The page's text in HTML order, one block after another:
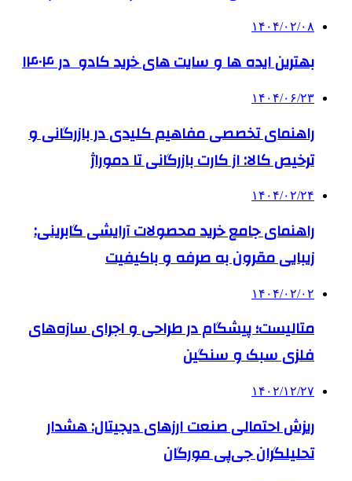
۱۴۰۴/۰۲/۰۸
بهترین ایده ها و سایت های خرید کادو در ۱۴۰۴
۱۴۰۴/۰۶/۲۳
راهنمای تخصصی مفاهیم کلیدی در بازرگانی و
ترخیص کالا: از کارت بازرگانی تا دموراژ
۱۴۰۴/۰۲/۲۴
راهنمای جامع خرید محصولات آرایشی گابرینی:
زیبایی مقرون به صرفه و باکیفیت
۱۴۰۴/۰۲/۰۲
متالیست؛ پیشگام در طراحی و اجرای سازه‌های
فلزی سبک و سنگین
۱۴۰۲/۱۲/۲۷
ریزش احتمالی صنعت ارزهای دیجیتال: هشدار
تحلیلگران جی‌پی مورگان